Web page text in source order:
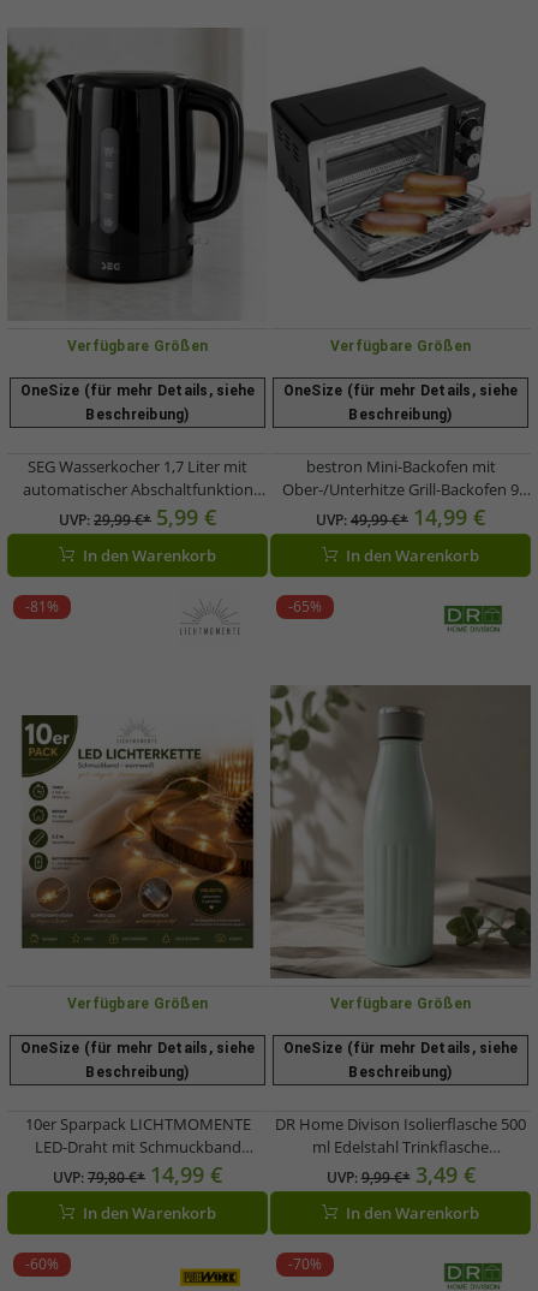
Verfügbare Größen
OneSize (für mehr Details, siehe
Beschreibung)
SEG Wasserkocher 1,7 Liter mit
automatischer Abschaltfunktion
Küchen-Kleingerät
herausnehmbarer Wasserfilter 1850-
2200W **B-Ware – geprüft &
funktionell einwandfrei** Schwarz
UVP:29,99 €* 5,99 €
In den Warenkorb
Verfügbare Größen
OneSize (für mehr Details, siehe
Beschreibung)
bestron Mini-Backofen mit
Ober-/Unterhitze Grill-Backofen 9
Liter 800 Watt 37,5x29x22cm **B-
Ware – geprüft & funktionell
einwandfrei** Schwarz/Silber
UVP:49,99 €* 14,99 €
In den Warenkorb
-81%
Verfügbare Größen
OneSize (für mehr Details, siehe
Beschreibung)
10er Sparpack LICHTMOMENTE
LED-Draht mit Schmuckband
Lichterkette mit Timerfunktion
3,2 Meter 20 LEDs warmweiße
Mikro-LED-Lämpchen 9844144 Silber
UVP:79,80 €* 14,99 €
In den Warenkorb
-65%
Verfügbare Größen
OneSize (für mehr Details, siehe
Beschreibung)
DR Home Divison Isolierflasche 500
ml Edelstahl Trinkflasche
Thermoflasche im schlichten Design
**B-Ware – geprüft & funktionell
einwandfrei** Mint-Grün
UVP:9,99 €* 3,49 €
In den Warenkorb
-60% -70%